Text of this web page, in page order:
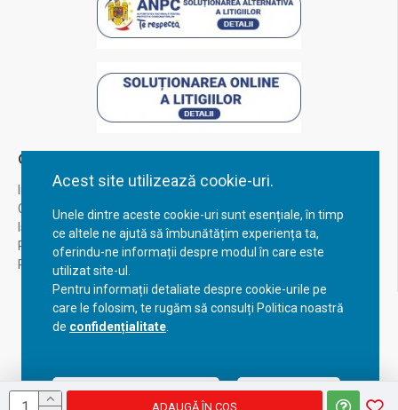
Acest site utilizează cookie-uri.
Unele dintre aceste cookie-uri sunt esențiale, în timp
ce altele ne ajută să îmbunătățim experiența ta,
oferindu-ne informații despre modul în care este
utilizat site-ul.
Pentru informații detaliate despre cookie-urile pe
care le folosim, te rugăm să consulți Politica noastră
de confidențialitate
Acceptă setările curente Configurează
ADAUGĂ ÎN COŞ
Contul Meu
Inregistrare
Contul meu
Istoric comenzi
Recuperare parola
Returnare produs